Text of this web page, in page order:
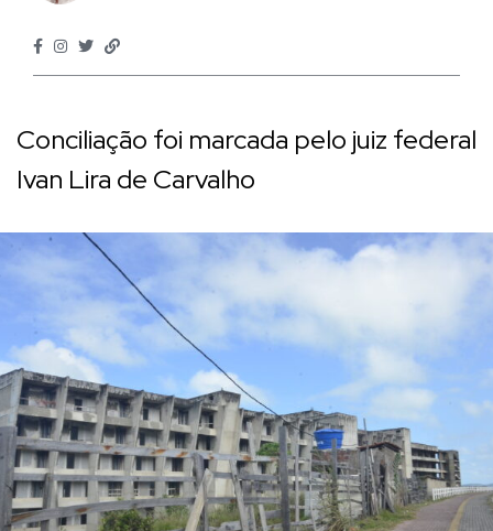
Conciliação foi marcada pelo juiz federal
Ivan Lira de Carvalho